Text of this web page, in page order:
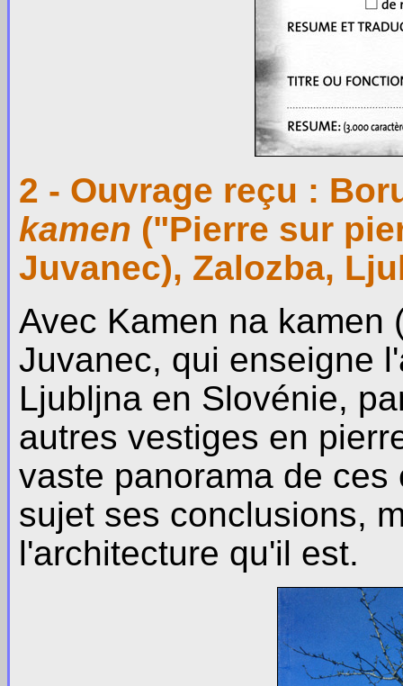
2 - Ouvrage reçu :
kamen ("Pierre sur
Juvanec), Zalozba,
Avec Kamen na kamen
Juvanec, qui enseigne
Ljubljna en Slovénie,
autres vestiges en
vaste panorama de
sujet ses conclusions,
l'architecture qu'il est.